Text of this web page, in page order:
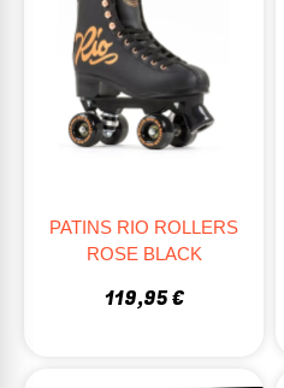
PATINS RIO ROLLERS
ROSE BLACK
119,95 €